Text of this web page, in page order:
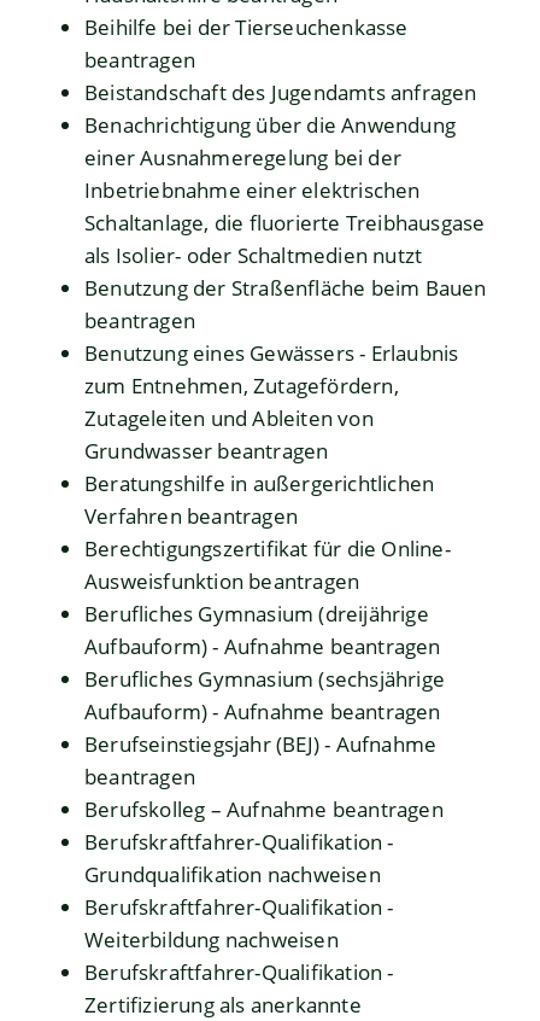
Beihilfe bei der Tierseuchenkasse
beantragen
Beistandschaft des Jugendamts anfragen
Benachrichtigung über die Anwendung
einer Ausnahmeregelung bei der
Inbetriebnahme einer elektrischen
Schaltanlage, die fluorierte Treibhausgase
als Isolier- oder Schaltmedien nutzt
Benutzung der Straßenfläche beim Bauen
beantragen
Benutzung eines Gewässers - Erlaubnis
zum Entnehmen, Zutagefördern,
Zutageleiten und Ableiten von
Grundwasser beantragen
Beratungshilfe in außergerichtlichen
Verfahren beantragen
Berechtigungszertifikat für die Online-
Ausweisfunktion beantragen
Berufliches Gymnasium (dreijährige
Aufbauform) - Aufnahme beantragen
Berufliches Gymnasium (sechsjährige
Aufbauform) - Aufnahme beantragen
Berufseinstiegsjahr (BEJ) - Aufnahme
beantragen
Berufskolleg – Aufnahme beantragen
Berufskraftfahrer-Qualifikation -
Grundqualifikation nachweisen
Berufskraftfahrer-Qualifikation -
Weiterbildung nachweisen
Berufskraftfahrer-Qualifikation -
Zertifizierung als anerkannte